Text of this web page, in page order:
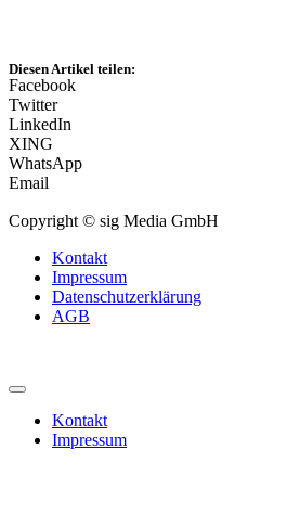
Diesen Artikel teilen:
Facebook
Twitter
LinkedIn
XING
WhatsApp
Email
Copyright © sig Media GmbH
Kontakt
Impressum
Datenschutzerklärung
AGB
Kontakt
Impressum